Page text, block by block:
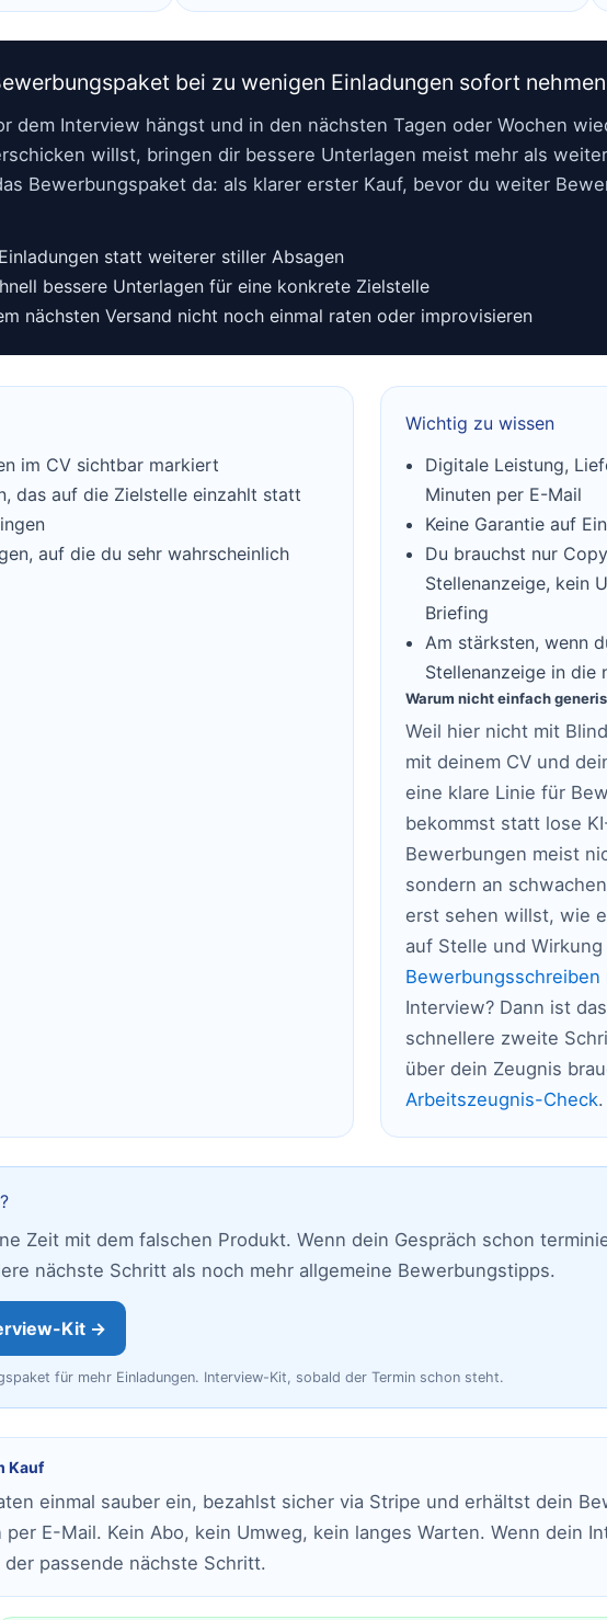
bei zu wenigen Einladungen sofort
dem Interview hängst und in den nächsten Tagen oder Wochen
willst, bringen dir bessere Unterlagen meist mehr als
Bewerbungspaket da: als klarer erster Kauf, bevor du weiter
statt weiterer stiller Absagen
bessere Unterlagen für eine konkrete Zielstelle
nächsten Versand nicht noch einmal raten oder improvisieren
im CV sichtbar markiert
das auf die Zielstelle einzahlt statt
auf die du sehr wahrscheinlich
Wichtig zu wissen
Digitale Leistung,
Minuten per E-Mail
Keine Garantie auf
Du brauchst nur
Stellenanzeige, kein
Briefing
Am stärksten, wenn
Stellenanzeige in die
Warum nicht einfach
Weil hier nicht mit
mit deinem CV und
eine klare Linie für
bekommst statt lose
Bewerbungen meist
sondern an
erst sehen willst, wie
auf Stelle und
Bewerbungsschreiben
Interview? Dann ist das
schnellere zweite
über dein Zeugnis
Arbeitszeugnis-Check.
Zeit mit dem falschen Produkt. Wenn dein Gespräch schon
nächste Schritt als noch mehr allgemeine Bewerbungstipps.
Kit →
für mehr Einladungen. Interview-Kit, sobald der Termin schon steht.
Kauf
einmal sauber ein, bezahlst sicher via Stripe und erhältst dein
E-Mail. Kein Abo, kein Umweg, kein langes Warten. Wenn dein
passende nächste Schritt.